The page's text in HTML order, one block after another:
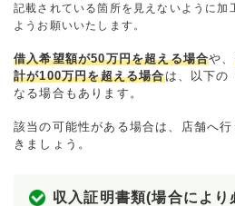
記載されている箇所を見えないように加
ようお願いいたします。
借入希望額が50万円を超える場合や、
計が100万円を超える場合は、以下の
なる場合もあります。
該当の可能性がある場合は、店舗へ
きましょう。
収入証明書類(場合により